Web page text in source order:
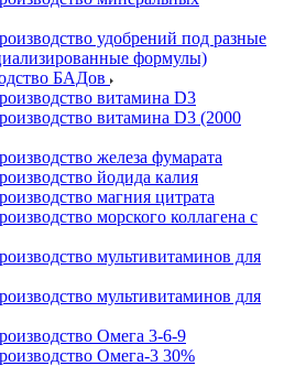
удобрений под разные
формулы)
БАДов
витамина D3
витамина D3 (2000
железа фумарата
йодида калия
магния цитрата
морского коллагена с
мультивитаминов для
мультивитаминов для
Омега 3-6-9
Омега-3 30%